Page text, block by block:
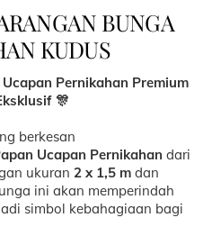
BUNGA
KUDUS
Pernikahan Premium
🎊
berkesan
Ucapan Pernikahan dari
ukuran 2 x 1,5 m dan
ini akan memperindah
simbol kebahagiaan bagi